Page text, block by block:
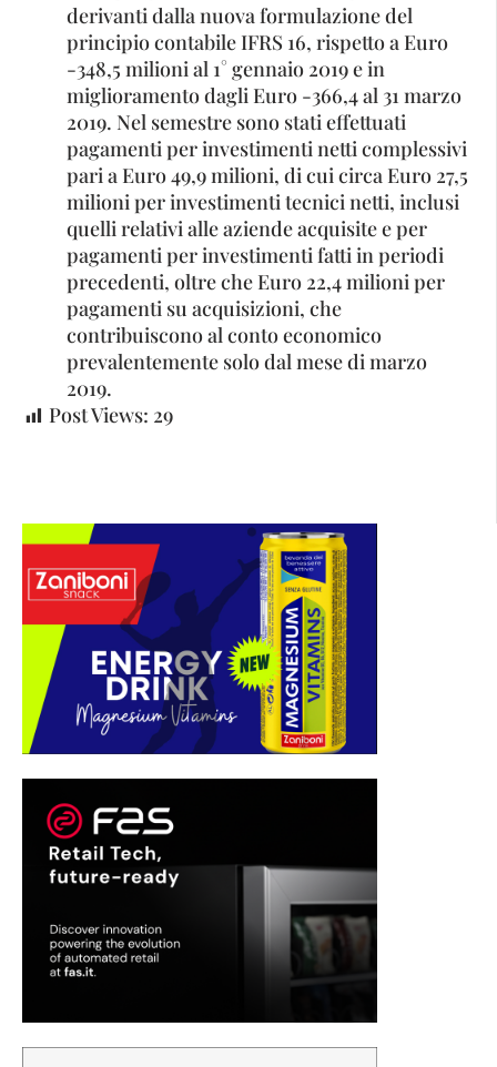
derivanti dalla nuova formulazione del
principio contabile IFRS 16, rispetto a Euro
-348,5 milioni al 1° gennaio 2019 e in
miglioramento dagli Euro -366,4 al 31 marzo
2019. Nel semestre sono stati effettuati
pagamenti per investimenti netti complessivi
pari a Euro 49,9 milioni, di cui circa Euro 27,5
milioni per investimenti tecnici netti, inclusi
quelli relativi alle aziende acquisite e per
pagamenti per investimenti fatti in periodi
precedenti, oltre che Euro 22,4 milioni per
pagamenti su acquisizioni, che
contribuiscono al conto economico
prevalentemente solo dal mese di marzo
2019.
Post Views: 29